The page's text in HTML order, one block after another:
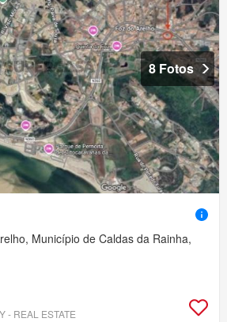
8 Fotos
Município de Caldas da Rainha,
- REAL ESTATE